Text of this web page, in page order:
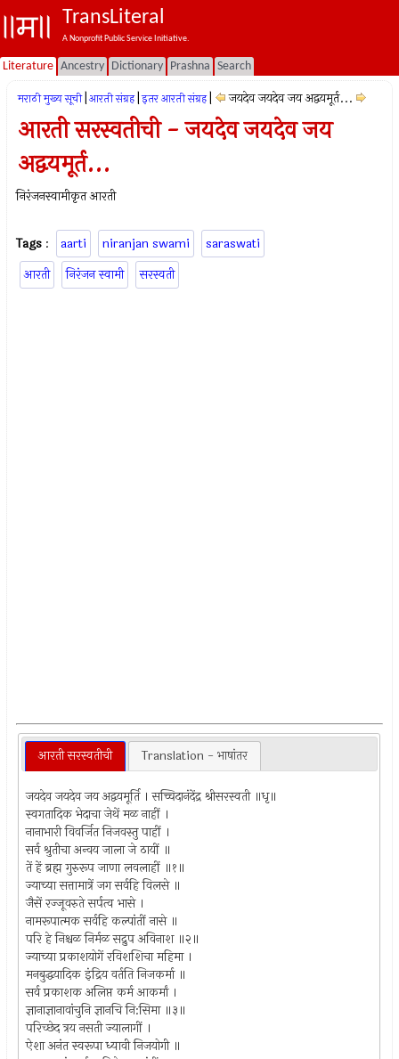
TransLiteral
A Nonprofit Public Service Initiative.
Literature Ancestry Dictionary Prashna Search
मराठी मुख्य सूची आरती संग्रह इतर आरती संग्रह जयदेव जयदेव जय अद्वयमूर्त...
आरती सरस्वतीची - जयदेव जयदेव जय
अद्वयमूर्त...
निरंजनस्वामीकृत आरती
Tags : aarti niranjan swami
saraswati
आरती
निरंजन स्वामी सरस्वती
आरती सरस्वतीची Translation - भाषांतर
जयदेव जयदेव जय अद्वयमूर्ति । सच्चिदानंदेंद्र श्रीसरस्वती ॥धृ॥
स्वगतादिक भेदाचा जेथें मळ नाहीं ।
नानाभारी विवर्जित निजवस्तु पाहीं ।
सर्व श्रुतीचा अन्वय जाला जे ठायीं ॥
तें हें ब्रह्म गुरुरूप जाणा लवलाहीं ॥१॥
ज्याच्या सत्तामात्रें जग सर्वहि विलसे ॥
जैसें रज्जूवरुते सर्पत्व भासे ।
नामरूपात्मक सर्वहि कल्पांतीं नासे ॥
परि हे निश्चळ निर्मळ सद्रुप अविनाश ॥२॥
ज्याच्या प्रकाशयोगें रविशशिचा महिमा ।
मनबुद्धयादिक इंद्रिय वर्तति निजकर्मा ॥
सर्व प्रकाशक अलिप्त कर्म आकर्मां ।
ज्ञानाज्ञानावांचुनि ज्ञानचि नि:सिमा ॥३॥
परिच्छेद त्रय नसती ज्यालागीं ।
ऐशा अनंत स्वरूपा ध्यावी निजयोगी ॥